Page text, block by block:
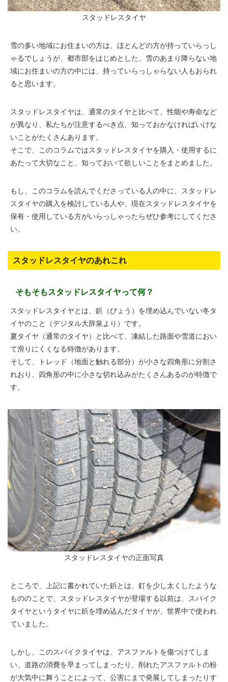
スタッドレスタイヤ
雪の多い地域にお住まいの方は、ほとんどの方が持っていらっし
ゃるでしょうが、都市部をはじめとした、雪のあまり降らない地
域にお住まいの方の中には、持っていらっしゃらない人もおられ
ると思います。
スタッドレスタイヤは、通常のタイヤと比べて、性能や寿命など
が異なり、私たちが注意するべき点、知っておかなければいけな
いことがたくさんあります。
そこで、このコラムではスタッドレスタイヤを購入・使用するに
あたって大切なこと、知っておいて欲しいことをまとめました。
もし、このコラムを読んでくださっている人の中に、スタッドレ
スタイヤの購入を検討している人や、現在スタッドレスタイヤを
保有・使用している方がいらっしゃったらぜひ参考にしてくださ
い。
スタッドレスタイヤのあれこれ
そもそもスタッドレスタイヤって何？
スタッドレスタイヤとは、鋲（びょう）を埋め込んでいない冬タ
イヤのこと（デジタル大辞泉より）です。
夏タイヤ（通常のタイヤ）と比べて、凍結した路面や雪道におい
て滑りにくくなる特徴があります。
そして、トレッド（地面と触れる部分）が小さな四角形に分割さ
れおり、四角形の中に小さな切れ込みがたくさんあるのが特徴で
す。
スタッドレスタイヤの正面写真
ところで、上記に書かれていた鋲とは、釘を少し太くしたような
もののことで、スタッドレスタイヤが登場する以前は、スパイク
タイヤというタイヤに鋲を埋め込んだタイヤが、世界中で使われ
ていました。
しかし、このスパイクタイヤは、アスファルトを傷つけてしま
い、道路の消費を早まってしまったり、削れたアスファルトの粉
が大気中に舞うことによって、公害にまで発展してしまったりす